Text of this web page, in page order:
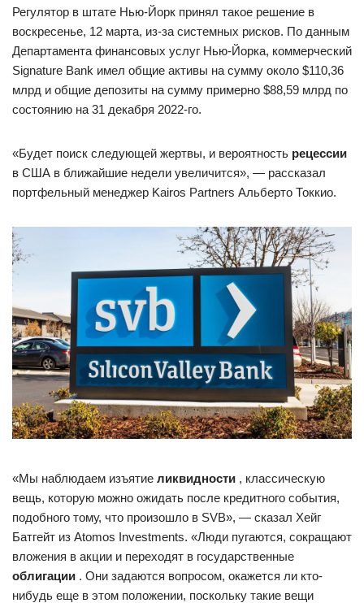
Регулятор в штате Нью-Йорк принял такое решение в
воскресенье, 12 марта, из-за системных рисков. По данным
Департамента финансовых услуг Нью-Йорка, коммерческий
Signature Bank имел общие активы на сумму около $110,36
млрд и общие депозиты на сумму примерно $88,59 млрд по
состоянию на 31 декабря 2022-го.
«Будет поиск следующей жертвы, и вероятность рецессии
в США в ближайшие недели увеличится», — рассказал
портфельный менеджер Kairos Partners Альберто Токкио.
«Мы наблюдаем изъятие ликвидности , классическую
вещь, которую можно ожидать после кредитного события,
подобного тому, что произошло в SVB», — сказал Хейг
Батгейт из Atomos Investments. «Люди пугаются, сокращают
вложения в акции и переходят в государственные
облигации . Они задаются вопросом, окажется ли кто-
нибудь еще в этом положении, поскольку такие вещи